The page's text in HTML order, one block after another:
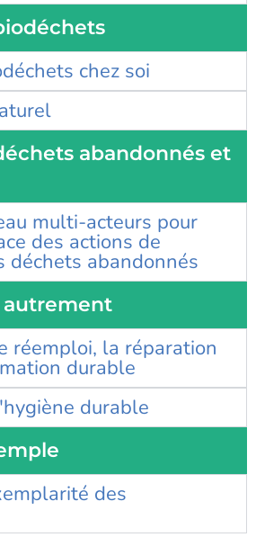
chez soi
abandonnés et
multi-acteurs pour
des actions de
déchets abandonnés
autrement
réemploi, la réparation
durable
durable
des